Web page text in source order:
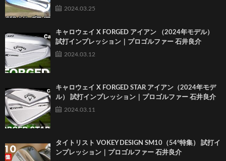
2024.03.25
キャロウェイ X FORGED アイアン （2024年モデル）
試打インプレッション｜プロゴルファー 石井良介
2024.03.12
キャロウェイ X FORGED STAR アイアン（2024年モデ
ル） 試打インプレッション｜プロゴルファー 石井良介
2024.03.11
タイトリスト VOKEY DESIGN SM10（54°特集） 試打イ
ンプレッション｜プロゴルファー 石井良介